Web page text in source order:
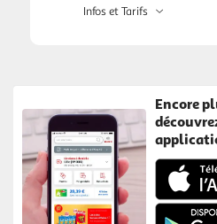
Infos et Tarifs
Encore